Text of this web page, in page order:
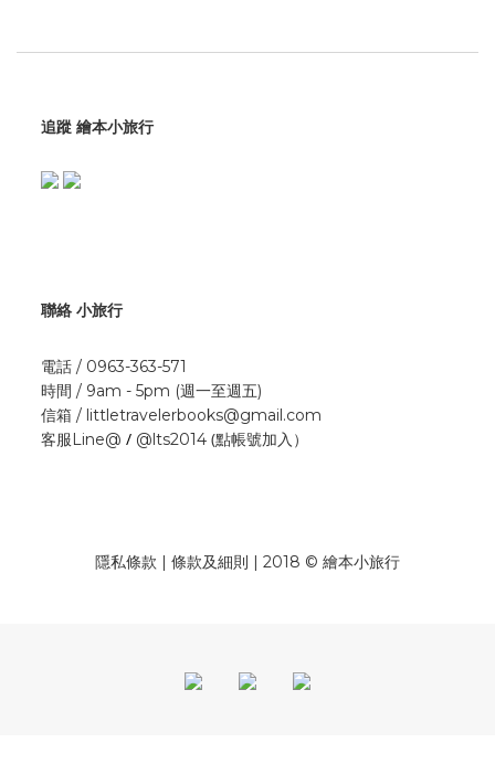
追蹤 繪本小旅行
聯絡 小旅行
電話 / 0963-363-571
時間 / 9am - 5pm (週一至週五)
信箱 / littletravelerbooks@gmail.com
客服Line@ / @lts2014 (點帳號加入）
隱私條款 | 條款及細則 | 2018 © 繪本小旅行